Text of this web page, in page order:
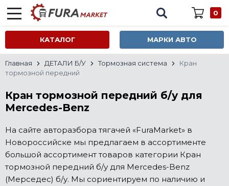
0
КАТАЛОГ МАРКИ АВТО
Главная ДЕТАЛИ Б/У Тормозная система
Кран
тормозной передний
Кран тормозной передний б/у для
Mercedes-Benz
На сайте авторазбора тягачей «FuraMarket» в
Новороссийске мы предлагаем в ассортименте
большой ассортимент товаров категории Кран
тормозной передний б/у для Mercedes-Benz
(Мерседес) б/у. Мы сориентируем по наличию и